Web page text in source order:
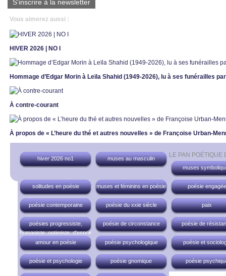
S'inscrire à la newsletter
Vous aimerez aussi :
HIVER 2026 | NO I
Hommage d’Edgar Morin à Leïla Shahid (1949-2026), lu à ses funérailles
À contre-courant
À propos de « L’heure du thé et autres nouvelles » de Françoise Urban-
LE PAN POÉTIQUE
hiver 2026 no1
muses au masculin
muses
solitudes en poésie muses et féminins en poésie poésie engagée
poésie contemporaine poésie du xxie siècle paix
poésies progressiste,
humaniste, optimiste, d'espoir
poésie de circonstance poésie de
amour en poésie poésie psychologique poésie et
poésie et psychologie poésie gnomique poésie